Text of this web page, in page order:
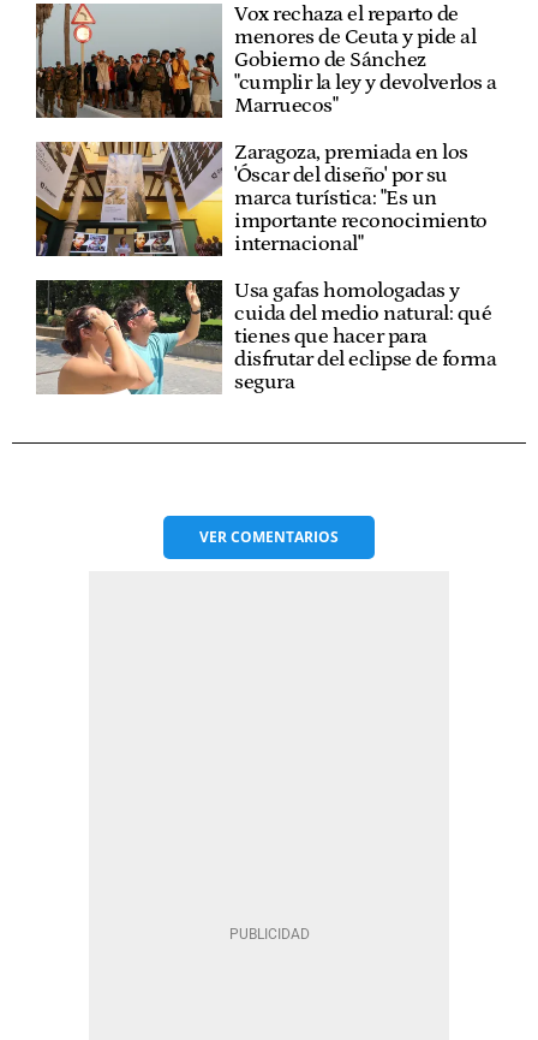
Vox rechaza el reparto de
menores de Ceuta y pide al
Gobierno de Sánchez
"cumplir la ley y devolverlos a
Marruecos"
Zaragoza, premiada en los
'Óscar del diseño' por su
marca turística: "Es un
importante reconocimiento
internacional"
Usa gafas homologadas y
cuida del medio natural: qué
tienes que hacer para
disfrutar del eclipse de forma
segura
VERCOMENTARIOS